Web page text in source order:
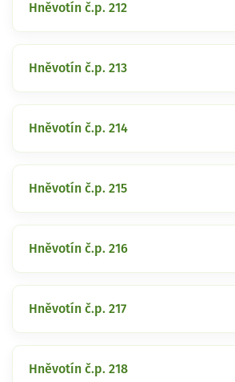
Hněvotín č.p. 212
Hněvotín č.p. 213
Hněvotín č.p. 214
Hněvotín č.p. 215
Hněvotín č.p. 216
Hněvotín č.p. 217
Hněvotín č.p. 218